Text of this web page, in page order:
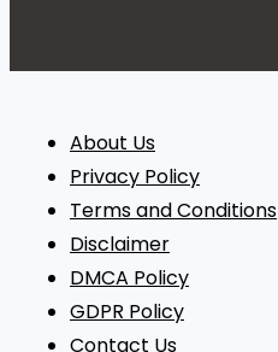
About Us
Privacy Policy
Terms and Conditions
Disclaimer
DMCA Policy
GDPR Policy
Contact Us